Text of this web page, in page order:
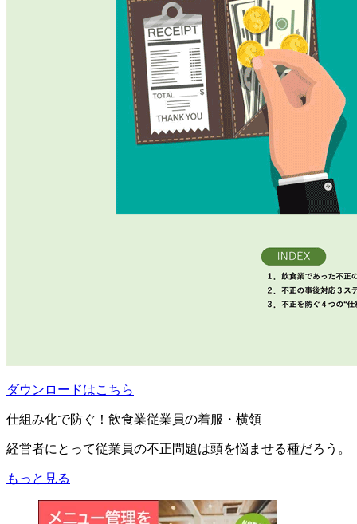
ダウンロードはこちら
仕組み化で防ぐ！飲食業従業員の着服・横領
経営者にとって従業員の不正問題は頭を悩ませる種だろう。
もっと見る